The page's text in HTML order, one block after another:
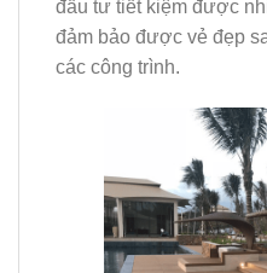
đầu tư tiết kiệm được
đảm bảo được vẻ đẹp
các công trình.